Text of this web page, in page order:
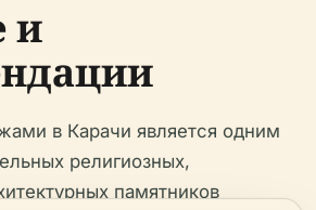
и
в Карачи является одним
религиозных,
памятников